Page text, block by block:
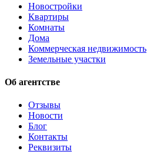
Новостройки
Квартиры
Комнаты
Дома
Коммерческая недвижимость
Земельные участки
Об агентстве
Отзывы
Новости
Блог
Контакты
Реквизиты